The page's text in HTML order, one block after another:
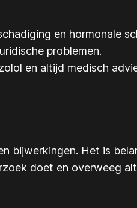
en hormonale
problemen.
en altijd medisch
bijwerkingen. Het is
doet en overweeg